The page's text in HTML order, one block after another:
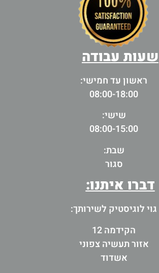
שעות עבודה
ראשון עד חמישי:
08:00-18:00
שישי:
08:00-15:00
שבת:
סגור
דברו איתנו:
גוי לוגיסטיק לשירותך:
הקידמה 12
אזור תעשיה צפוני
אשדוד